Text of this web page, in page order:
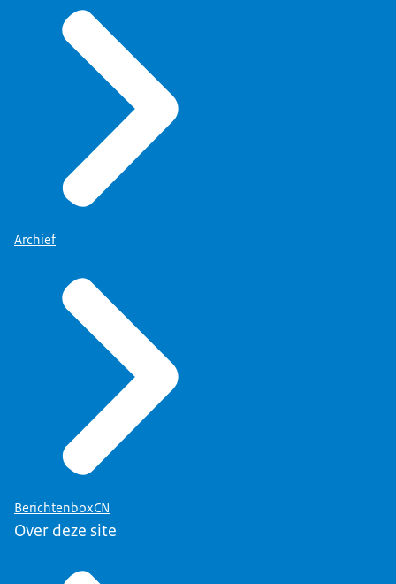
Archief
BerichtenboxCN
Over deze site